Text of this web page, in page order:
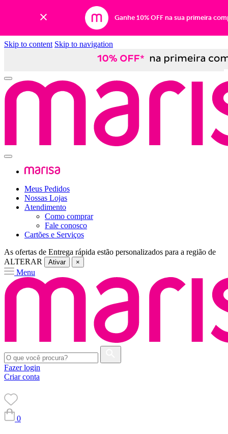
Ganhe 10% OFF na sua primeira
Skip to content Skip to navigation
Meus Pedidos
Nossas Lojas
Atendimento
Como comprar
Fale conosco
Cartões e Serviços
As ofertas de Entrega rápida estão personalizados para a região de
ALTERAR
Ativar ×
Menu
Fazer login
Criar conta
0